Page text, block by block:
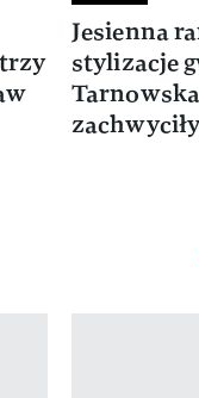
Jesienna
stylizacje